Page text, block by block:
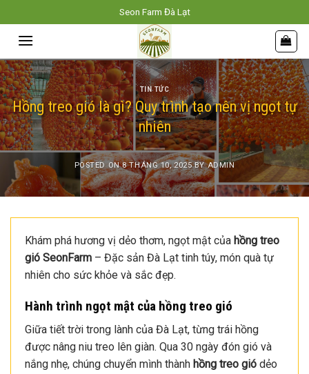
to
content
Seon Farm Đà Lạt
TIN TỨC
Hồng treo gió là gì? Quy trình tạo nên vị ngọt tự
nhiên
POSTED ON8 THÁNG 10, 2025BYADMIN
Khám phá hương vị dẻo thơm, ngọt mật của hồng treo
gió SeonFarm – Đặc sản Đà Lạt tinh túy, món quà tự
nhiên cho sức khỏe và sắc đẹp.
Hành trình ngọt mật của hồng treo gió
Giữa tiết trời trong lành của Đà Lạt, từng trái hồng
được nâng niu treo lên giàn. Qua 30 ngày đón gió và
nắng nhẹ, chúng chuyển mình thành hồng treo gió dẻo